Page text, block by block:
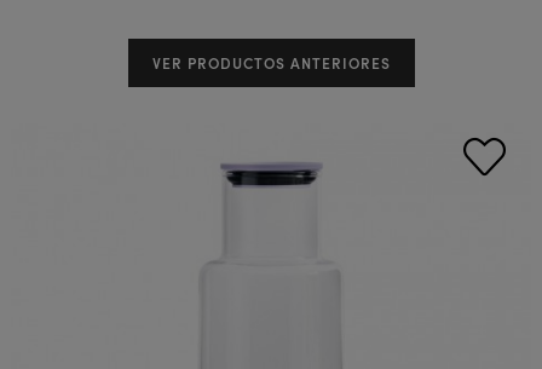
VER PRODUCTOS ANTERIORES